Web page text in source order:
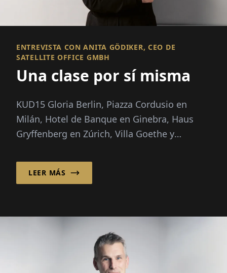
ENTREVISTA CON ANITA GÖDIKER, CEO DE
SATELLITE OFFICE GMBH
Una clase por sí misma
KUD15 Gloria Berlin, Piazza Cordusio en
Milán, Hotel de Banque en Ginebra, Haus
Gryffenberg en Zúrich, Villa Goethe y
LEER MÁS